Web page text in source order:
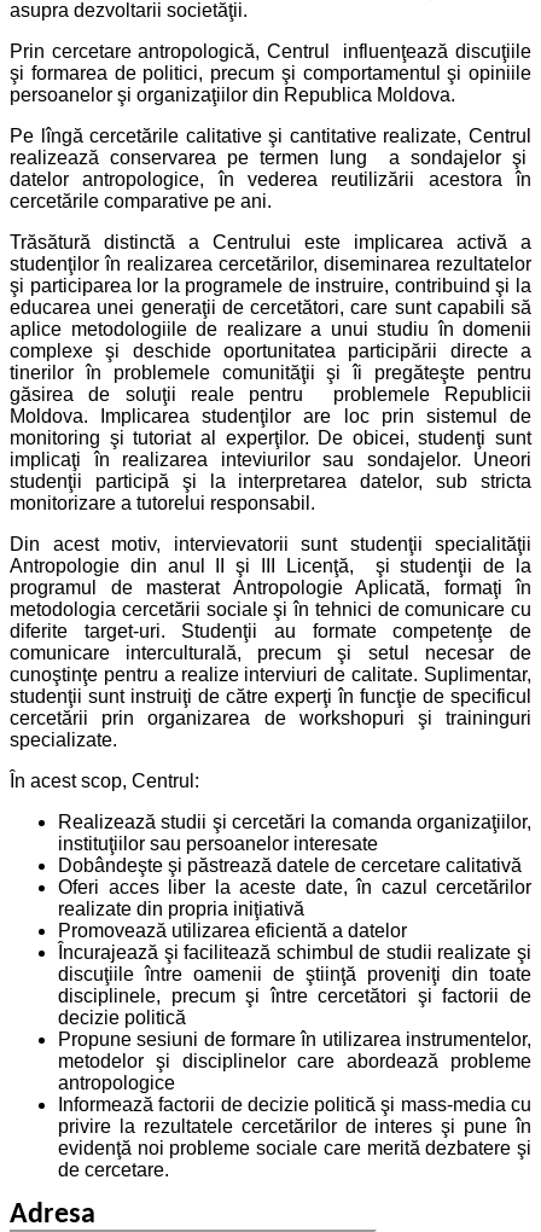
asupra dezvoltarii societăţii.
Prin cercetare antropologică, Centrul influenţează discuţiile
şi formarea de politici, precum şi comportamentul şi opiniile
persoanelor şi organizaţiilor din Republica Moldova.
Pe lîngă cercetările calitative şi cantitative realizate, Centrul
realizează conservarea pe termen lung a sondajelor şi
datelor antropologice, în vederea reutilizării acestora în
cercetările comparative pe ani.
Trăsătură distinctă a Centrului este implicarea activă a
studenţilor în realizarea cercetărilor, diseminarea rezultatelor
şi participarea lor la programele de instruire, contribuind şi la
educarea unei generaţii de cercetători, care sunt capabili să
aplice metodologiile de realizare a unui studiu în domenii
complexe şi deschide oportunitatea participării directe a
tinerilor în problemele comunităţii şi îi pregăteşte pentru
găsirea de soluţii reale pentru problemele Republicii
Moldova. Implicarea studenţilor are loc prin sistemul de
monitoring şi tutoriat al experţilor. De obicei, studenţi sunt
implicaţi în realizarea inteviurilor sau sondajelor. Uneori
studenţii participă şi la interpretarea datelor, sub stricta
monitorizare a tutorelui responsabil.
Din acest motiv, intervievatorii sunt studenţii specialităţii
Antropologie din anul II şi III Licenţă, şi studenţii de la
programul de masterat Antropologie Aplicată, formaţi în
metodologia cercetării sociale şi în tehnici de comunicare cu
diferite target-uri. Studenţii au formate competenţe de
comunicare interculturală, precum şi setul necesar de
cunoştinţe pentru a realize interviuri de calitate. Suplimentar,
studenţii sunt instruiţi de către experţi în funcţie de specificul
cercetării prin organizarea de workshopuri şi traininguri
specializate.
În acest scop, Centrul:
Realizează studii şi cercetări la comanda organizaţiilor,
instituţiilor sau persoanelor interesate
Dobândeşte şi păstrează datele de cercetare calitativă
Oferi acces liber la aceste date, în cazul cercetărilor
realizate din propria iniţiativă
Promovează utilizarea eficientă a datelor
Încurajează şi facilitează schimbul de studii realizate şi
discuţiile între oamenii de ştiinţă proveniţi din toate
disciplinele, precum şi între cercetători şi factorii de
decizie politică
Propune sesiuni de formare în utilizarea instrumentelor,
metodelor şi disciplinelor care abordează probleme
antropologice
Informează factorii de decizie politică şi mass-media cu
privire la rezultatele cercetărilor de interes şi pune în
evidenţă noi probleme sociale care merită dezbatere şi
de cercetare.
Adresa